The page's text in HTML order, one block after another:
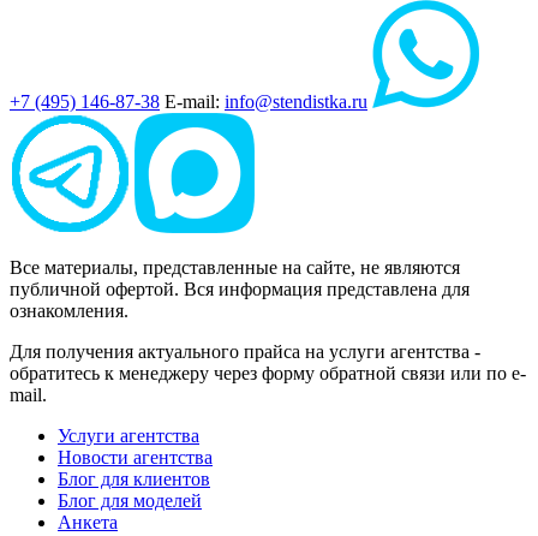
+7 (495) 146-87-38 E-mail: info@stendistka.ru
Все материалы, представленные на сайте, не являются
публичной офертой. Вся информация представлена для
ознакомления.
Для получения актуального прайса на услуги агентства -
обратитесь к менеджеру через форму обратной связи или по e-
mail.
Услуги агентства
Новости агентства
Блог для клиентов
Блог для моделей
Анкета